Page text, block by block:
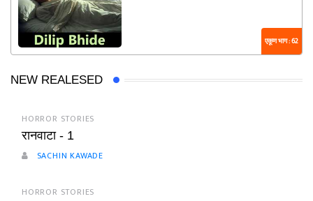
एकूण भाग : 62
NEW REALESED
HORROR STORIES
रानवाटा - 1
SACHIN KAWADE
HORROR STORIES